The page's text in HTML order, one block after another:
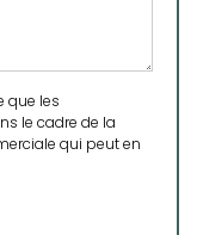
que les
le cadre de la
qui peut en